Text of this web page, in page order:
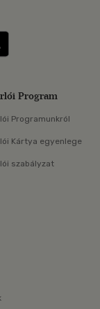
meg: Google
Program
Programunkról
Kártya egyenlege
szabályzat